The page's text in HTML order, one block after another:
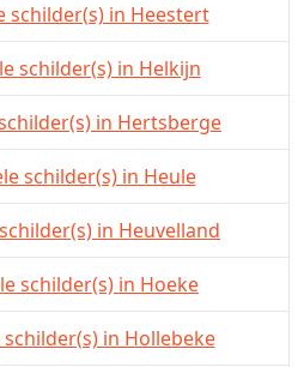
schilder(s) in Heestert
schilder(s) in Helkijn
in Hertsberge
schilder(s) in Heule
in Heuvelland
schilder(s) in Hoeke
in Hollebeke